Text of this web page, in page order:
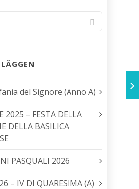
del Signore (Anno A)
2025 – FESTA DELLA
DELLA BASILICA
PASQUALI 2026
– IV DI QUARESIMA (A)